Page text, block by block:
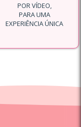
POR VÍDEO,
PARA UMA
EXPERIÊNCIA ÚNICA